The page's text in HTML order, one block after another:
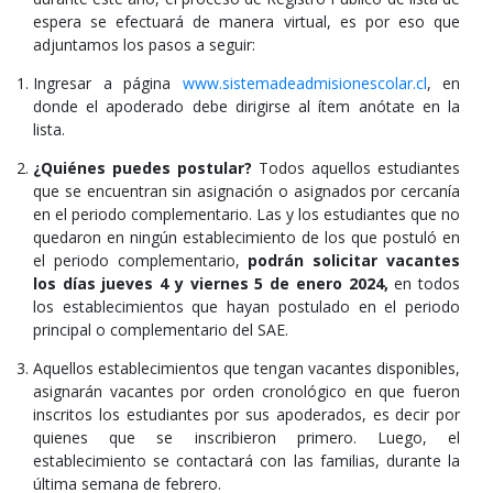
espera se efectuará de manera virtual, es por eso que
adjuntamos los pasos a seguir:
Ingresar a página www.sistemadeadmisionescolar.cl, en
donde el apoderado debe dirigirse al ítem anótate en la
lista.
¿Quiénes puedes postular? Todos aquellos estudiantes
que se encuentran sin asignación o asignados por cercanía
en el periodo complementario. Las y los estudiantes que no
quedaron en ningún establecimiento de los que postuló en
el periodo complementario, podrán solicitar vacantes
los días jueves 4 y viernes 5 de enero 2024, en todos
los establecimientos que hayan postulado en el periodo
principal o complementario del SAE.
Aquellos establecimientos que tengan vacantes disponibles,
asignarán vacantes por orden cronológico en que fueron
inscritos los estudiantes por sus apoderados, es decir por
quienes que se inscribieron primero. Luego, el
establecimiento se contactará con las familias, durante la
última semana de febrero.